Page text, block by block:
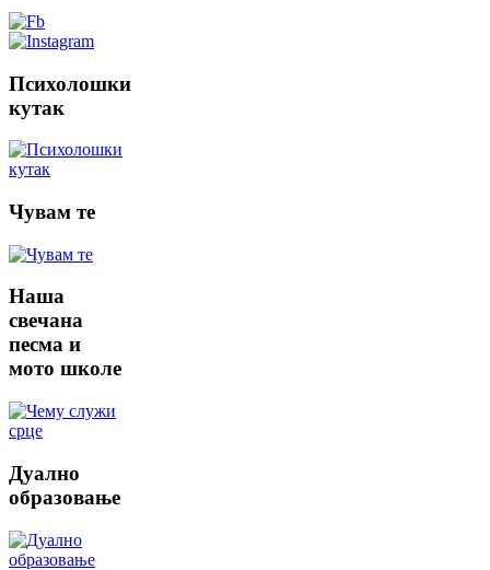
Психолошки
кутак
Чувам те
Наша
свечана
песма и
мото школе
Дуално
образовање